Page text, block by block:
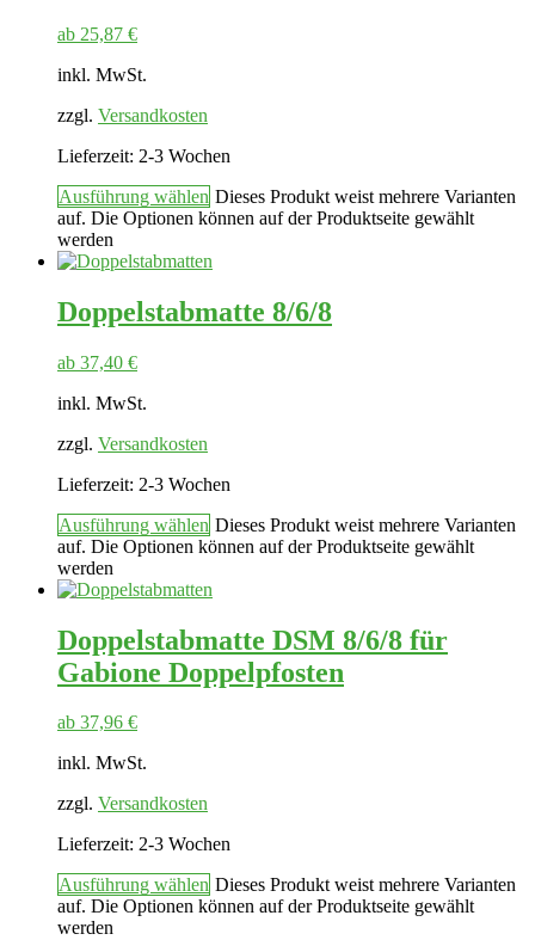
ab 25,87 €
inkl. MwSt.
zzgl. Versandkosten
Lieferzeit: 2-3 Wochen
Ausführung wählen Dieses Produkt weist mehrere Varianten
auf. Die Optionen können auf der Produktseite gewählt
werden
Doppelstabmatte 8/6/8
ab 37,40 €
inkl. MwSt.
zzgl. Versandkosten
Lieferzeit: 2-3 Wochen
Ausführung wählen Dieses Produkt weist mehrere Varianten
auf. Die Optionen können auf der Produktseite gewählt
werden
Doppelstabmatte DSM 8/6/8 für
Gabione Doppelpfosten
ab 37,96 €
inkl. MwSt.
zzgl. Versandkosten
Lieferzeit: 2-3 Wochen
Ausführung wählen Dieses Produkt weist mehrere Varianten
auf. Die Optionen können auf der Produktseite gewählt
werden